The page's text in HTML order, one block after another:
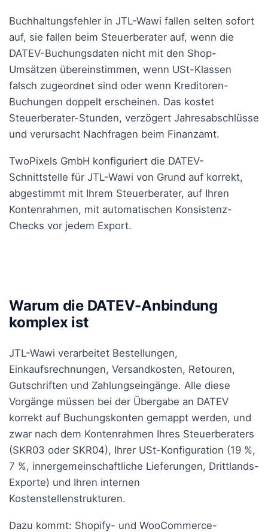
Buchhaltungsfehler in JTL-Wawi fallen selten sofort
auf, sie fallen beim Steuerberater auf, wenn die
DATEV-Buchungsdaten nicht mit den Shop-
Umsätzen übereinstimmen, wenn USt-Klassen
falsch zugeordnet sind oder wenn Kreditoren-
Buchungen doppelt erscheinen. Das kostet
Steuerberater-Stunden, verzögert Jahresabschlüsse
und verursacht Nachfragen beim Finanzamt.
TwoPixels GmbH konfiguriert die DATEV-
Schnittstelle für JTL-Wawi von Grund auf korrekt,
abgestimmt mit Ihrem Steuerberater, auf Ihren
Kontenrahmen, mit automatischen Konsistenz-
Checks vor jedem Export.
Warum die DATEV-Anbindung
komplex ist
JTL-Wawi verarbeitet Bestellungen,
Einkaufsrechnungen, Versandkosten, Retouren,
Gutschriften und Zahlungseingänge. Alle diese
Vorgänge müssen bei der Übergabe an DATEV
korrekt auf Buchungskonten gemappt werden, und
zwar nach dem Kontenrahmen Ihres Steuerberaters
(SKR03 oder SKR04), Ihrer USt-Konfiguration (19 %,
7 %, innergemeinschaftliche Lieferungen, Drittlands-
Exporte) und Ihren internen
Kostenstellenstrukturen.
Dazu kommt: Shopify- und WooCommerce-